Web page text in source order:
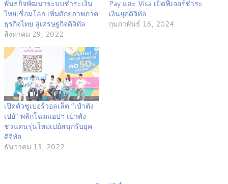
พันธกิจพัฒนาระบบชำระเงิน
ไทยเชื่อมโลก เพิ่มศักยภาพภาค
ธุรกิจไทย สู่เศรษฐกิจดิจิทัล
สิงหาคม 29, 2022
Pay และ Visa เปิดฟีเจอร์ชำระ
เงินยุคดิจิทัล
กุมภาพันธ์ 16, 2024
เปิดตัวซูเปอร์วอลเล็ต “เป๋าตัง
เปย์” พลิกโฉมแอปฯ เป๋าตัง
ชวนคนรุ่นใหม่เปย์สนุกรับยุค
ดิจิทัล
ธันวาคม 13, 2022